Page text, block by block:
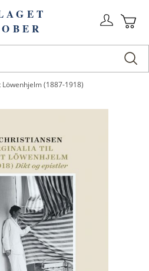
(1887-1918)